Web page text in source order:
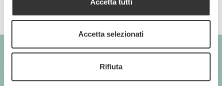
Accetta selezionati
Rifiuta
GIMBORN